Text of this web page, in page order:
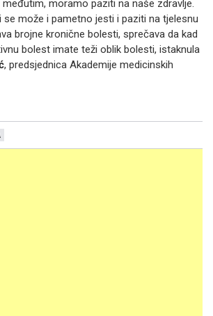
moramo paziti na naše zdravlje.
se može i pametno jesti i paziti na tjelesnu
brojne kronične bolesti, sprečava da kad
bolest imate teži oblik bolesti, istaknula
, predsjednica Akademije medicinskih